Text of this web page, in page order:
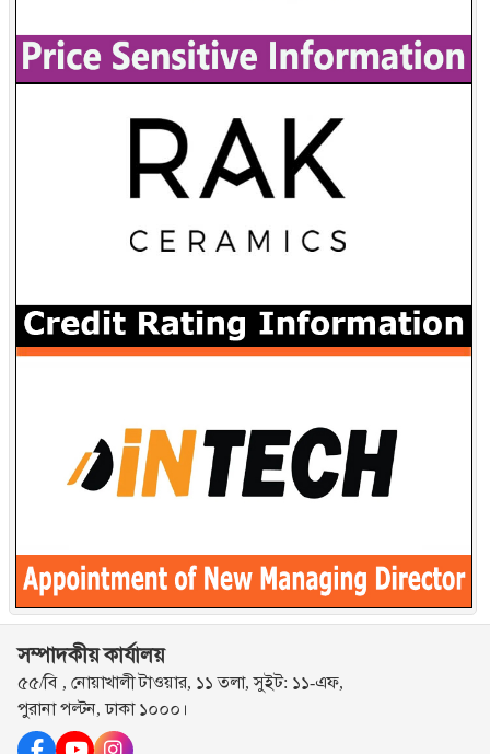
সম্পাদকীয় কার্যালয়
৫৫/বি , নোয়াখালী টাওয়ার, ১১ তলা, সুইট: ১১-এফ,
পুরানা পল্টন, ঢাকা ১০০০।